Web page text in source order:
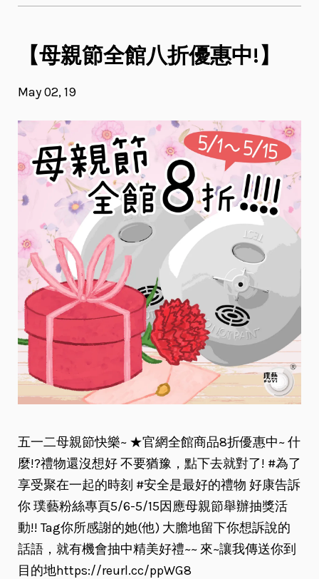
【母親節全館八折優惠中!】
May 02, 19
五一二母親節快樂~ ★官網全館商品8折優惠中~ 什
麼!?禮物還沒想好 不要猶豫，點下去就對了! #為了
享受聚在一起的時刻 #安全是最好的禮物 好康告訴
你 璞藝粉絲專頁5/6-5/15因應母親節舉辦抽獎活
動!! Tag你所感謝的她(他) 大膽地留下你想訴說的
話語，就有機會抽中精美好禮~~ 來~讓我傳送你到
目的地https://reurl.cc/ppWG8